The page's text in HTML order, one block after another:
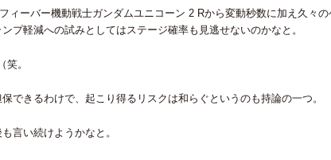
ーバー機動戦士ガンダムユニコーン 2 Rから変動秒数に加え久々の
プ軽減への試みとしてはステージ確率も見逃せないのかなと。
笑。
できるわけで、起こり得るリスクは和らぐというのも持論の一つ。
言い続けようかなと。